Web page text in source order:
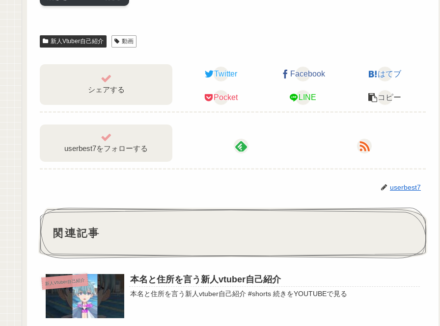
新人Vtuber自己紹介 動画
シェアする
Twitter Facebook はてブ
Pocket LINE コピー
userbest7をフォローする
userbest7
関連記事
新人Vtuber自己紹介 本名と住所を言う新人vtuber自己紹介
本名と住所を言う新人vtuber自己紹介 #shorts 続きをYOUTUBEで見る